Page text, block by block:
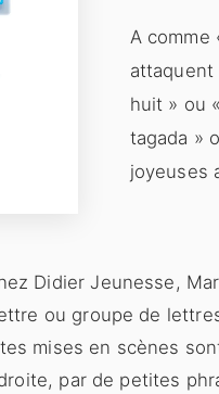
A comme
attaquent
huit » ou
tagada »
joyeuses
Didier Jeunesse,
ou groupe de
mises en scènes
par de petites